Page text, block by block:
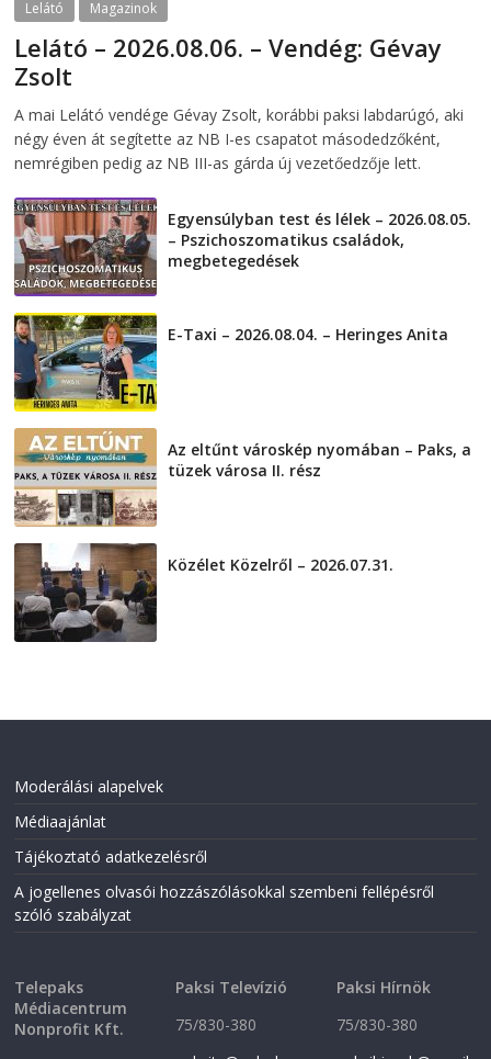
Lelátó Magazinok
Lelátó – 2026.08.06. – Vendég: Gévay
Zsolt
A mai Lelátó vendége Gévay Zsolt, korábbi paksi labdarúgó, aki
négy éven át segítette az NB I-es csapatot másodedzőként,
nemrégiben pedig az NB III-as gárda új vezetőedzője lett.
Egyensúlyban test és lélek – 2026.08.05.
– Pszichoszomatikus családok,
megbetegedések
E-Taxi – 2026.08.04. – Heringes Anita
Az eltűnt városkép nyomában – Paks, a
tüzek városa II. rész
Közélet Közelről – 2026.07.31.
Moderálási alapelvek
Médiaajánlat
Tájékoztató adatkezelésről
A jogellenes olvasói hozzászólásokkal szembeni fellépésről
szóló szabályzat
Telepaks
Médiacentrum
Nonprofit Kft.
Paksi Televízió
75/830-380
Paksi Hírnök
75/830-380